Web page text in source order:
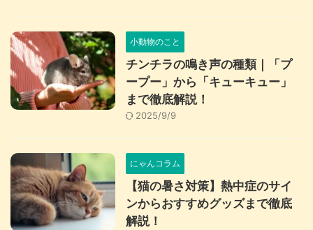
小動物のこと
チンチラの鳴き声の種類｜「プ
ープー」から「キューキュー」
まで徹底解説！
2025/9/9
にゃんコラム
【猫の暑さ対策】熱中症のサイ
ンからおすすめグッズまで徹底
解説！